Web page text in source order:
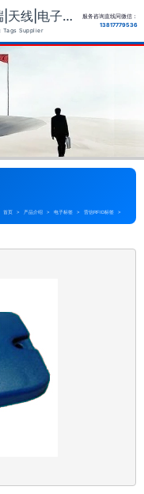
RFID读写器|手持终端|天线|电子标签供应商
Tags Supplier
服务咨询直线同微信：
13817779536
首页 > 产品介绍 > 电子标签 > 营信RFID标签 >